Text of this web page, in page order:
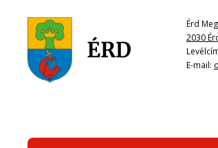
Érd
2030
E-mail: